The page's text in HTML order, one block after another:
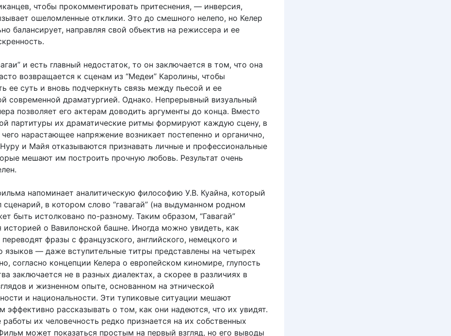
чтобы прокомментировать притеснения, — инверсия,
ошеломленные отклики. Это до смешного нелепо, но Келер
балансирует, направляя свой объектив на режиссера и ее
и есть главный недостаток, то он заключается в том, что она
возвращается к сценам из “Медеи” Каролины, чтобы
ее суть и вновь подчеркнуть связь между пьесой и ее
современной драматургией. Однако. Непрерывный визуальный
позволяет его актерам доводить аргументы до конца. Вместо
партитуры их драматические ритмы формируют каждую сцену, в
чего нарастающее напряжение возникает постепенно и органично,
и Майя отказываются признавать личные и профессиональные
мешают им построить прочную любовь. Результат очень
напоминает аналитическую философию У.В. Куайна, который
сценарий, в котором слово “гавагай” (на выдуманном родном
быть истолковано по-разному. Таким образом, “Гавагай”
историей о Вавилонской башне. Иногда можно увидеть, как
фразы с французского, английского, немецкого и
языков — даже вступительные титры представлены на четырех
согласно концепции Келера о европейском киномире, глупость
заключается не в разных диалектах, а скорее в различиях в
и жизненном опыте, основанном на этнической
и национальности. Эти тупиковые ситуации мешают
эффективно рассказывать о том, как они надеются, что их увидят.
работы их человечность редко признается на их собственных
может показаться простым на первый взгляд, но его выводы